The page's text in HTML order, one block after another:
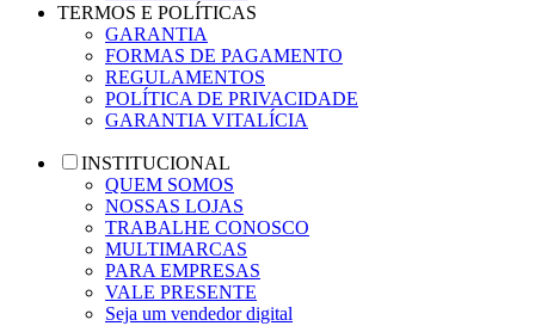
TERMOS E POLÍTICAS
GARANTIA
FORMAS DE PAGAMENTO
REGULAMENTOS
POLÍTICA DE PRIVACIDADE
GARANTIA VITALÍCIA
INSTITUCIONAL
QUEM SOMOS
NOSSAS LOJAS
TRABALHE CONOSCO
MULTIMARCAS
PARA EMPRESAS
VALE PRESENTE
Seja um vendedor digital